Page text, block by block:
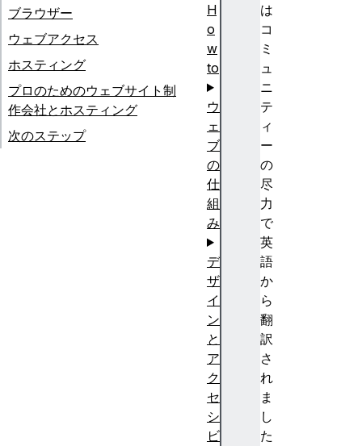
は
コ
ミ
ュ
ニ
テ
ィ
ー
の
尽
力
で
英
語
か
ら
翻
訳
さ
れ
ま
し
た
ブラウザー
ウェブアクセス
ホスティング
プロのためのウェブサイト制
作会社とホスティング
次のステップ
H
o
w
to
ウ
ェ
ブ
の
仕
組
み
デ
ザ
イ
ン
と
ア
ク
セ
シ
ビ